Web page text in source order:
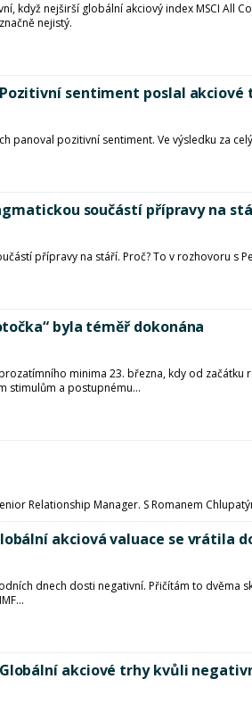
když nejširší globální akciový index MSCI
nejistý.
Pozitivní sentiment poslal
panoval pozitivní sentiment. Ve výsledku za
součástí přípravy na
přípravy na stáří. Proč? To v rozhovoru s
byla téměř dokonána
minima 23. března, kdy od
stimulům a postupnému...
Relationship Manager. S Romanem
Globální akciová valuace se vrátila
dnech dosti negativní. Přičítám to
– Globální akciové trhy kvůli